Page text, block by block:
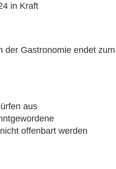
in Kraft
der Gastronomie endet zum
aus
offenbart werden